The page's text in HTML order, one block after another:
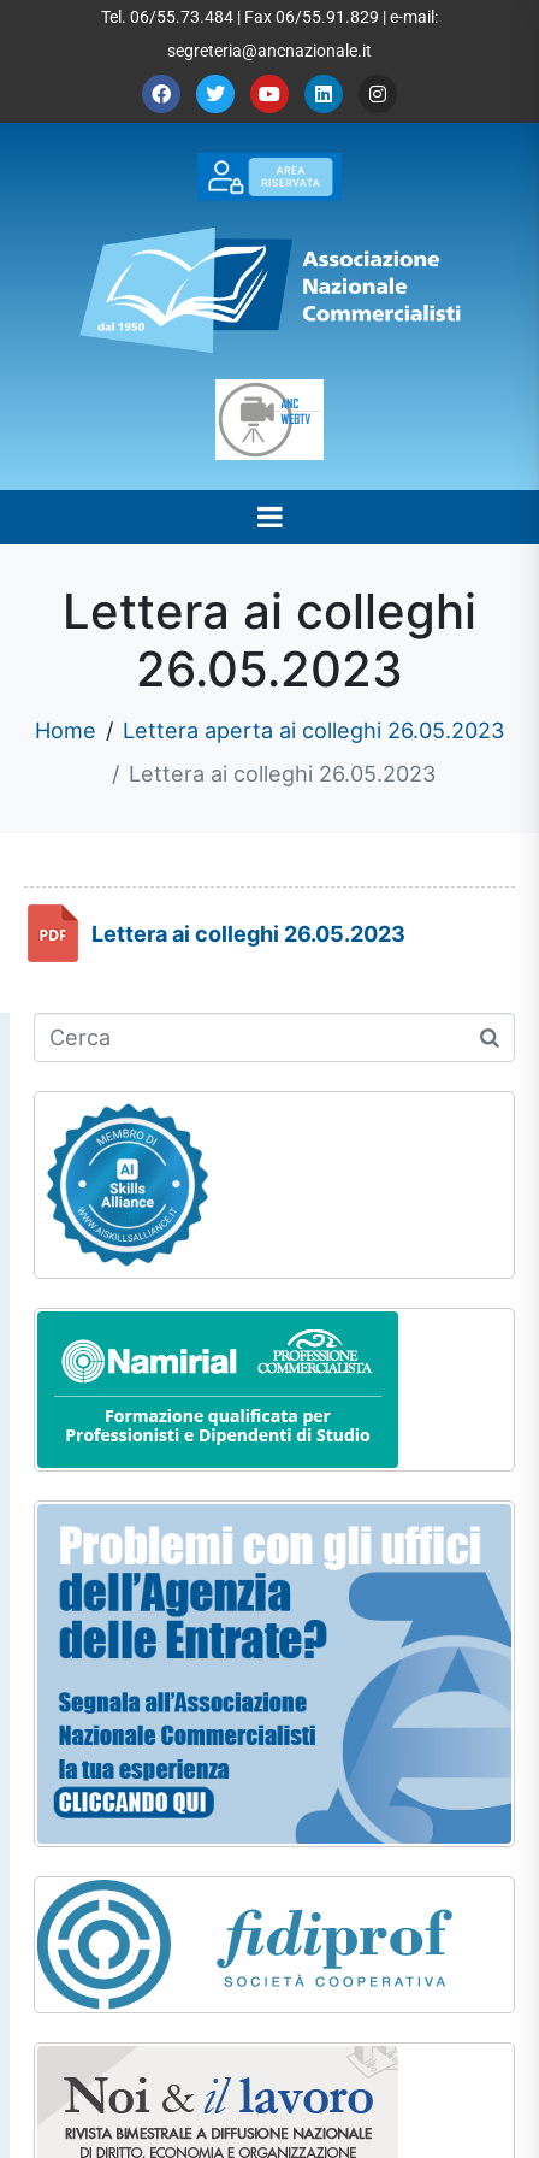
Tel. 06/55.73.484 | Fax 06/55.91.829 | e-mail:
segreteria@ancnazionale.it
Lettera ai colleghi
26.05.2023
Home
Lettera aperta ai colleghi 26.05.2023
Lettera ai colleghi 26.05.2023
Lettera ai colleghi 26.05.2023